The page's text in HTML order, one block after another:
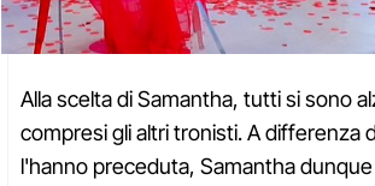
Alla scelta di Samantha, tutti si sono
compresi gli altri tronisti. A differenza
l'hanno preceduta, Samantha